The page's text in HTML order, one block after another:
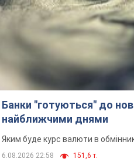
Банки "готуються" до
найближчими днями
Яким буде курс валюти в
6.08.2026 22:58 151,6 т.